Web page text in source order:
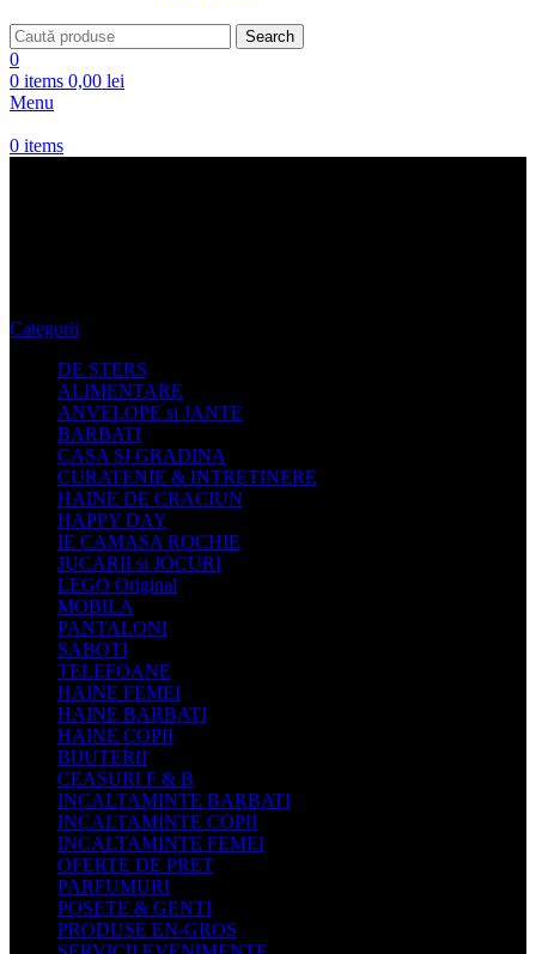
Search
0
0 items 0,00 lei
Menu
0 items
Categorii
DE STERS
ALIMENTARE
ANVELOPE si JANTE
BARBATI
CASA SI GRADINA
CURATENIE & INTRETINERE
HAINE DE CRACIUN
HAPPY DAY
IE CAMASA ROCHIE
JUCARII si JOCURI
LEGO Original
MOBILA
PANTALONI
SABOTI
TELEFOANE
HAINE FEMEI
HAINE BARBATI
HAINE COPII
BIJUTERII
CEASURI F & B
INCALTAMINTE BARBATI
INCALTAMINTE COPII
INCALTAMINTE FEMEI
OFERTE DE PRET
PARFUMURI
POSETE & GENTI
PRODUSE EN-GROS